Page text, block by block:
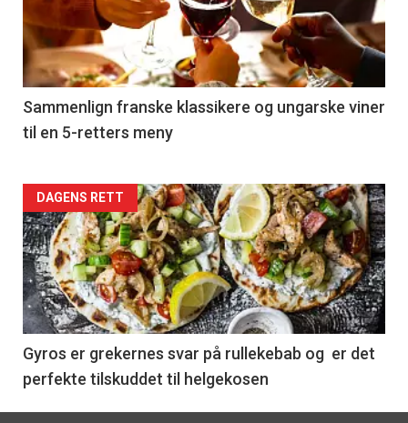
nå
-
5
Sammenlign franske klassikere og ungarske viner
til en 5-retters meny
Forsiden
akkurat
nå
-
6
DAGENS RETT
Gyros er grekernes svar på rullekebab og er det
perfekte tilskuddet til helgekosen